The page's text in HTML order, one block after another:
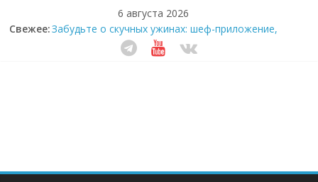
6 августа 2026
Свежее:Забудьте о скучных ужинах: шеф-приложение,
которое видит вашу еду насквозь
Небо зовёт: как бизнес на полётах дронов и
Секрет супергидратации: почему кокосовая вода с